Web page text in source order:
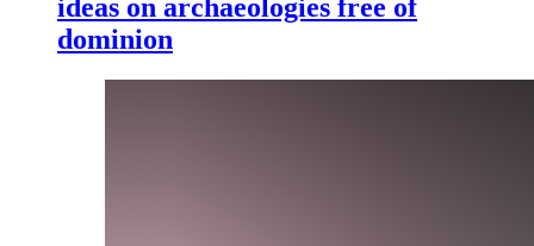
ideas on archaeologies free of
dominion